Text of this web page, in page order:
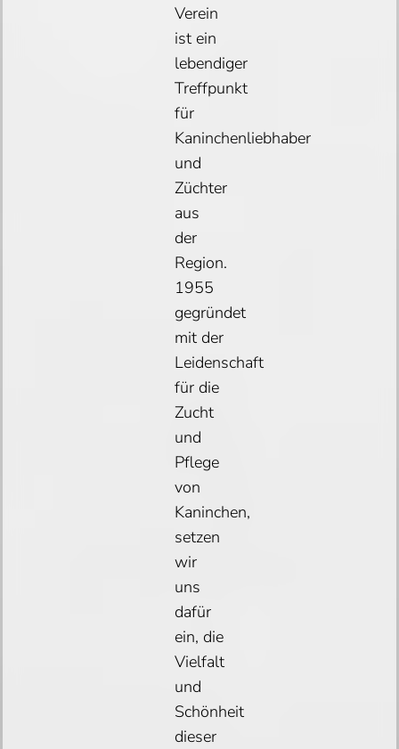
Verein
ist ein
lebendiger
Treffpunkt
für
Kaninchenliebhaber
und
Züchter
aus
der
Region.
1955
gegründet
mit der
Leidenschaft
für die
Zucht
und
Pflege
von
Kaninchen,
setzen
wir
uns
dafür
ein, die
Vielfalt
und
Schönheit
dieser